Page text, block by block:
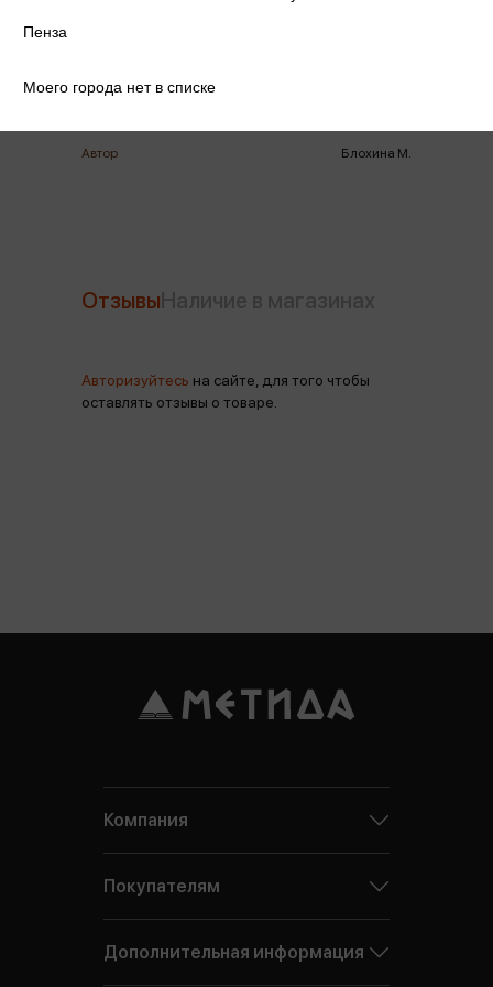
978-5-9949-3341-1
Автор Блохина М.
Отзывы
Авторизуйтесь на сайте, для того чтобы
оставлять отзывы о товаре.
Пенза
Моего города нет в списке
Компания
Покупателям
Дополнительная информация